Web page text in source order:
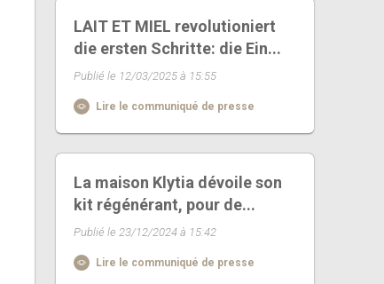
LAIT ET MIEL revolutioniert
die ersten Schritte: die Ein...
Publié le 12/03/2025 à 15:55
Lire le communiqué de presse
La maison Klytia dévoile son
kit régénérant, pour de...
Publié le 23/12/2024 à 15:42
Lire le communiqué de presse